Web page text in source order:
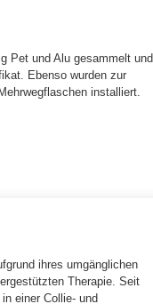
Pet und Alu gesammelt und
Ebenso wurden zur
installiert.
ihres umgänglichen
Therapie. Seit
einer Collie- und